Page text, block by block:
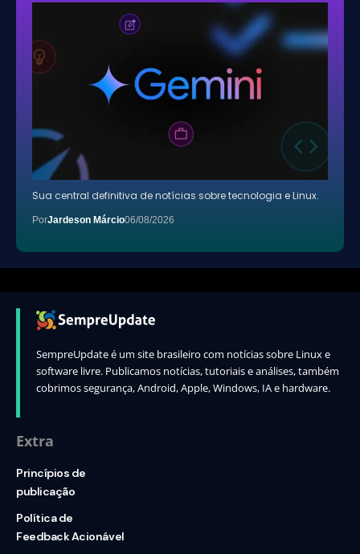
Sua central definitiva de notícias sobre tecnologia e Linux.
PorJardeson Márcio06/08/2026
SempreUpdate é um site brasileiro com notícias sobre Linux e
software livre. Publicamos notícias, tutoriais e análises, também
cobrimos segurança, Android, Apple, Windows, IA e hardware.
Extra
Princípios de
publicação
Política de
Feedback Acionável